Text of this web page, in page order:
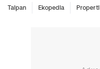
Taipan Ekopedia Properti